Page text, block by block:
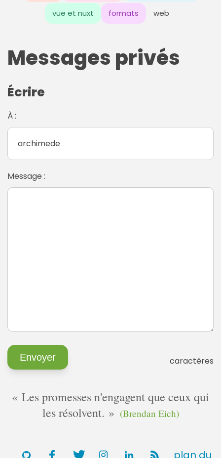
vue et nuxt formats web
Messages privés
Écrire
À :
Message :
caractères
Les promesses n'engagent que ceux qui
les résolvent.
(Brendan Eich)
plan du